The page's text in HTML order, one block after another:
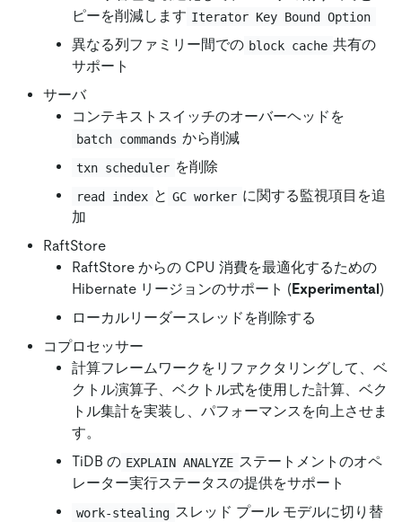
ピーを削減します Iterator Key Bound Option
異なる列ファミリー間での block cache 共有の
サポート
サーバ
コンテキストスイッチのオーバーヘッドを
batch commands から削減
txn scheduler を削除
read index と GC worker に関する監視項目を追
加
RaftStore
RaftStore からの CPU 消費を最適化するための
Hibernate リージョンのサポート (Experimental)
ローカルリーダースレッドを削除する
コプロセッサー
計算フレームワークをリファクタリングして、ベ
クトル演算子、ベクトル式を使用した計算、ベク
トル集計を実装し、パフォーマンスを向上させま
す。
TiDB の EXPLAIN ANALYZE ステートメントのオペ
レーター実行ステータスの提供をサポート
work-stealing スレッド プール モデルに切り替